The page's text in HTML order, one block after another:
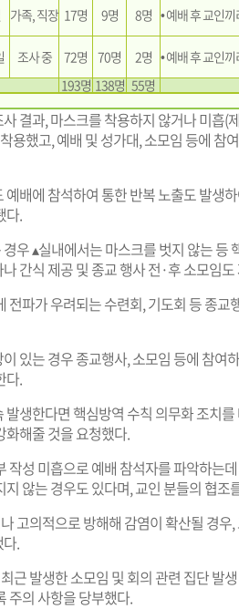
가족, 직장 17명 9명 8명 • 예배 후 교인
조사 중 72명 70명 2명 • 예배 후 교인
193명 138명 55명
결과, 마스크를 착용하지 않거나 미흡(
용했고, 예배 및 성가대, 소모임 등에 참
예배에 참석하여 통한 반복 노출도 발생
다.
우 ▴실내에서는 마스크를 벗지 않는 등
간식 제공 및 종교 행사 전·후 소모임
전파가 우려되는 수련회, 기도회 등 종
있는 경우 종교행사, 소모임 등에 참여
다.
발생한다면 핵심방역 수칙 의무화 조치
화해줄 것을 요청했다.
작성 미흡으로 예배 참석자를 파악하는
지 않는 경우도 있다며, 교인 분들의 협조
고의적으로 방해해 감염이 확산될 경우
.
근 발생한 소모임 및 회의 관련 집단 발
주의 사항을 당부했다.